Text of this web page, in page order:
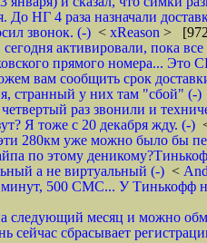
До НГ 4 раза назначали
звонок. (-) < xReason >
активировали, пока
прямого номера... Это
вам сообщить срок
странный у них там "сбой" (-)
раз звонили и
Я тоже с 20 декабря жду. (-)
280км уже можно было бы
по этому
а не виртуальный (-) <
минут, 500 СМС... У Тинькофф
следующий месяц и можно
сейчас сбрасывает